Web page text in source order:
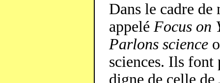
Dans le cadre
appelé Focus on
Parlons science
sciences. Ils font
digne de celle